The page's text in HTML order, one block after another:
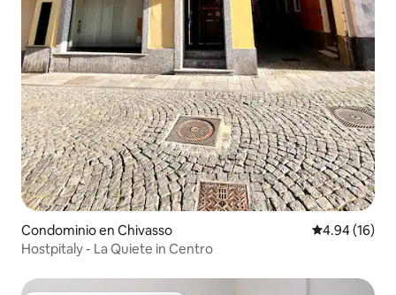
Condominio en Chivasso Calificación
4.94 (16)
Hostpitaly - La Quiete in Centro